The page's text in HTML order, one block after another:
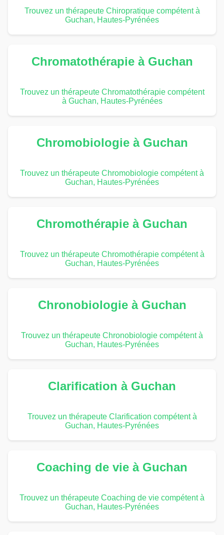
Trouvez un thérapeute Chiropratique compétent à
Guchan, Hautes-Pyrénées
Chromatothérapie à Guchan
Trouvez un thérapeute Chromatothérapie compétent
à Guchan, Hautes-Pyrénées
Chromobiologie à Guchan
Trouvez un thérapeute Chromobiologie compétent à
Guchan, Hautes-Pyrénées
Chromothérapie à Guchan
Trouvez un thérapeute Chromothérapie compétent à
Guchan, Hautes-Pyrénées
Chronobiologie à Guchan
Trouvez un thérapeute Chronobiologie compétent à
Guchan, Hautes-Pyrénées
Clarification à Guchan
Trouvez un thérapeute Clarification compétent à
Guchan, Hautes-Pyrénées
Coaching de vie à Guchan
Trouvez un thérapeute Coaching de vie compétent à
Guchan, Hautes-Pyrénées